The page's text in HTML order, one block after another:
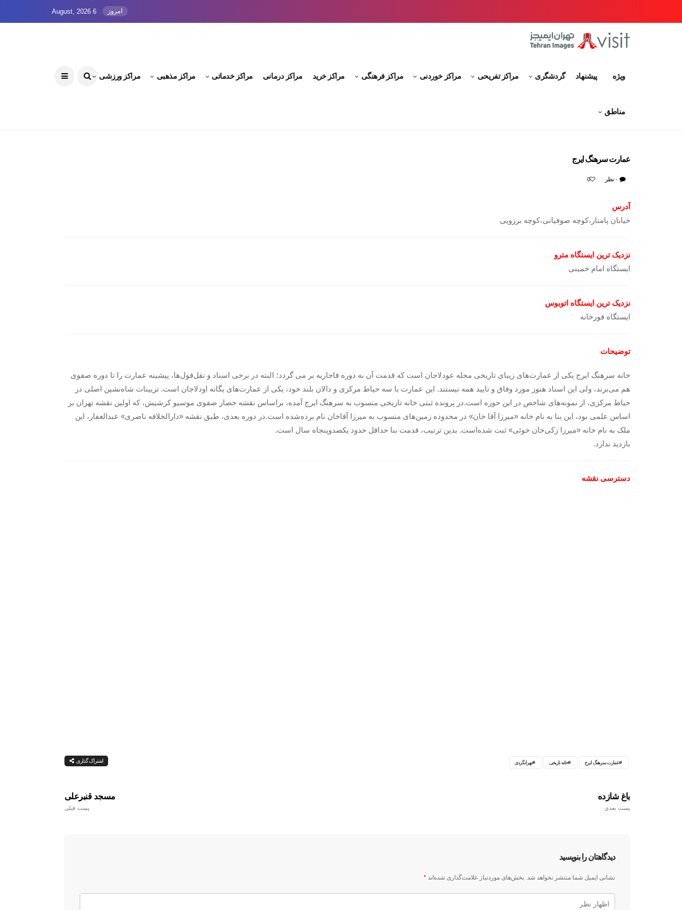
امروز 6 August, 2026
ویژه پیشنهاد گردشگری مراکز تفریحی مراکز خوردنی مراکز فرهنگی مراکز خرید مراکز درمانی مراکز خدماتی مراکز مذهبی مراکز ورزشی
مناطق
عمارت سرهنگ ایرج
۰ نظر 0
آدرس
خیابان پامنار،کوچه صوفیانی،کوچه برزویی
نزدیک ترین ایستگاه مترو
ایستگاه امام خمینی
نزدیک ترین ایستگاه اتوبوس
ایستگاه قورخانه
توضیحات
خانه سرهنگ ایرج یکی از عمارت‌های زیبای تاریخی محله عودلاجان است که قدمت آن به دوره قاجاریه بر می گردد؛ البته در برخی اسناد و نقل‌قول‌ها، پیشینه عمارت را تا دوره صفوی
هم می‌برند، ولی این اسناد هنوز مورد وفاق و تایید همه نیستند. این عمارت با سه حیاط مرکزی و دالان بلند خود، یکی از عمارت‌های یگانه اودلاجان است. تزیینات شاه‌نشین اصلی در
حیاط مرکزی، از نمونه‌های شاخص در این حوزه است.در پرونده ثبتی خانه تاریخی منسوب به سرهنگ ایرج آمده، براساس نقشه حصار صفوی موسیو کرشیش، که اولین نقشه تهران بر
اساس علمی بود، این بنا به نام خانه «میرزا آقا خان» در محدوده زمین‌های منسوب به میرزا آقاخان نام برده‌شده است.در دوره بعدی، طبق نقشه «دارالخلافه ناصری» عبدالغفار، این
ملک به نام خانه «میرزا زکی‌خان خوئی» ثبت شده‌است. بدین ترتیب، قدمت بنا حداقل حدود یکصدوپنجاه سال است.
بازدید ندارد.
دسترسی نقشه
تهرانگردی خانه تاریخی عمارت سرهنگ ایرج اشتراک گذاری
مسجد قنبرعلی
پست قبلی
باغ شازده
پست بعدی
دیدگاهتان را بنویسید
نشانی ایمیل شما منتشر نخواهد شد. بخش‌های موردنیاز علامت‌گذاری شده‌اند *